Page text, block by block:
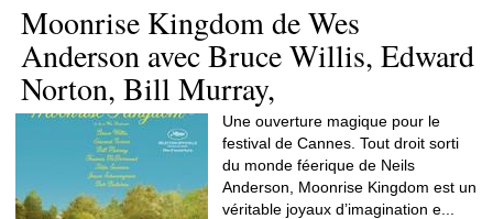
Moonrise Kingdom de Wes
Anderson avec Bruce Willis, Edward
Norton, Bill Murray,
Une ouverture magique pour le
festival de Cannes. Tout droit sorti
du monde féerique de Neils
Anderson, Moonrise Kingdom est un
véritable joyaux d’imagination e...